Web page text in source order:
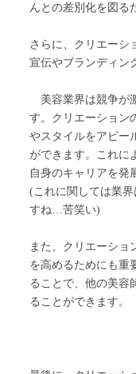
んとの差別化を図る
さらに、クリエーシ
宣伝やブランディン
美容業界は競争が
す。クリエーション
やスタイルをアピー
ができます。これに
自身のキャリアを発
(これに関しては業
すね…苦笑い)
また、クリエーショ
を高めるためにも重
ることで、他の美容
ることができます。